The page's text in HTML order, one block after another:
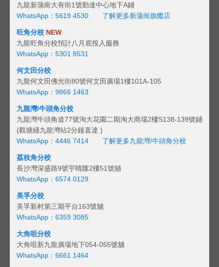
九龍新蒲崗大有街1號勤達中心地下A鋪
WhatsApp：5619 4530
了解更多新蒲崗旗艦店
旺角分校 NEW
九龍旺角分校預計八月底投入服務
WhatsApp：5301 8531
何文田分校
九龍何文田佛光街80號何文田廣場1樓101A-105
WhatsApp：9866 1463
九龍灣/牛頭角分校
九龍灣牛頭角道77號淘大花園二期淘大商場2樓S138-139號鋪
(觀塘綫九龍灣站2分鐘直達 )
WhatsApp：4446 7414
了解更多九龍灣/牛頭角分校
荔枝角分校
長沙灣深盛路9號宇晴匯2樓51號舖
WhatsApp：6574 0129
美孚分校
美孚新村第三期平台163號舖
WhatsApp：6359 3085
大角咀分校
大角咀新九龍廣場地下054-055號舖
WhatsApp：6661 1464